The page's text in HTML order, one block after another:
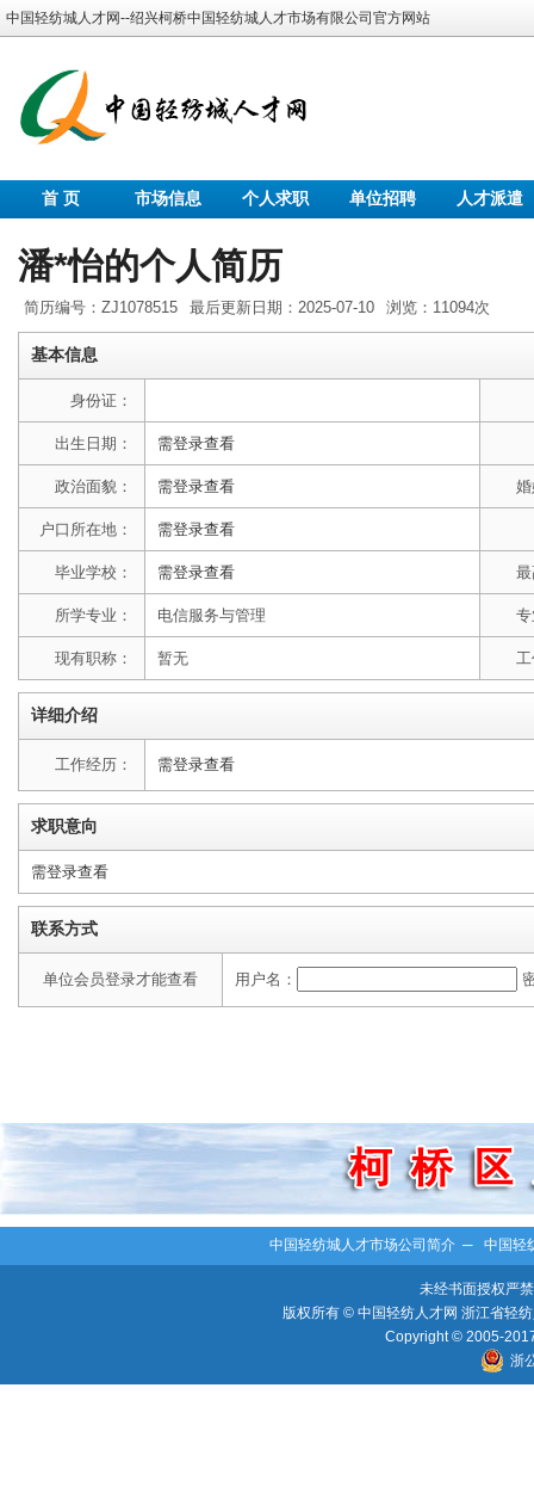
中国轻纺城人才网--绍兴柯桥中国轻纺城人才市场有限公司官方网站
首 页 市场信息 个人求职 单位招聘 人才派遣
潘*怡的个人简历
简历编号：ZJ1078515 最后更新日期：2025-07-10 浏览：11094次
基本信息
身份证：
出生日期： 需登录查看
政治面貌： 需登录查看
户口所在地： 需登录查看
毕业学校： 需登录查看
所学专业： 电信服务与管理
现有职称： 暂无
详细介绍
工作经历： 需登录查看
求职意向
需登录查看
联系方式
单位会员登录才能查看 用户名：
中国轻纺城人才市场公司简介─ 中国轻
未经书面授权严
版权所有 © 中国轻纺人才网 浙江省
Copyright © 2005-
浙